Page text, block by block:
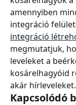
amennyiben
integráció
integráció
megmutatjuk,
leveleket a
kosárelhagyóid
akár hírleveleket.
Kapcsolódó